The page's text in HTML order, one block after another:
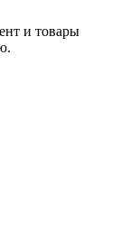
и товары